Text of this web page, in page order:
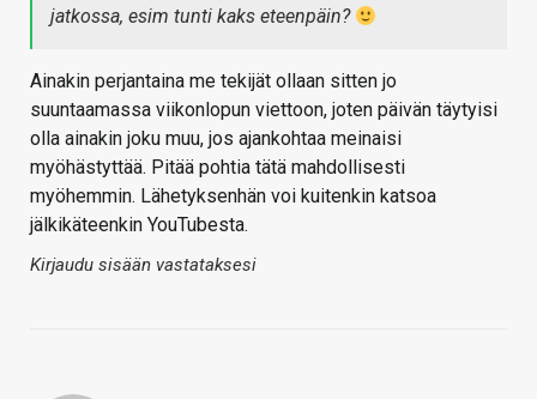
jatkossa, esim tunti kaks eteenpäin?
Ainakin perjantaina me tekijät ollaan sitten jo
suuntaamassa viikonlopun viettoon, joten päivän täytyisi
olla ainakin joku muu, jos ajankohtaa meinaisi
myöhästyttää. Pitää pohtia tätä mahdollisesti
myöhemmin. Lähetyksenhän voi kuitenkin katsoa
jälkikäteenkin YouTubesta.
Kirjaudu sisään vastataksesi